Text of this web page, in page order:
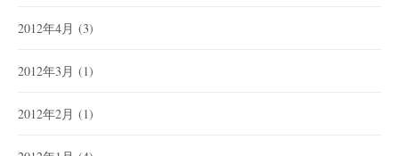
2012年4月 (3)
2012年3月 (1)
2012年2月 (1)